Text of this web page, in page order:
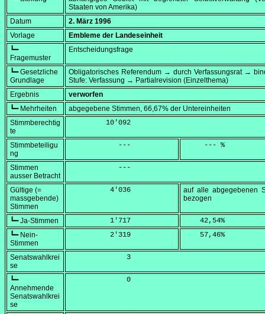
Staaten von Amerika)
Datum
2. März 1996
Vorlage
Embleme der Landeseinheit
┗━
Fragemuster
Entscheidungsfrage
┗━ Gesetzliche
Grundlage
Obligatorisches Referendum → durch Verfassungsrat →
Stufe: Verfassung → Partialrevision (Einzelthema)
Ergebnis
verworfen
┗━ Mehrheiten
abgegebene Stimmen, 66,67% der Untereinheiten
Stimmberechtig
te
         10'092
Stimmbeteiligu
ng
            ---
     --- %
Stimmen
ausser Betracht
            ---
Gültige (=
massgebende)
Stimmen
          4'036
auf alle abgegebenen
bezogen
┗━ Ja-Stimmen
          1'717
    42,54
%
┗━ Nein-
Stimmen
          2'319
    57,46
%
Senatswahlkrei
se
              3
┗━
Annehmende
Senatswahlkrei
se
              0